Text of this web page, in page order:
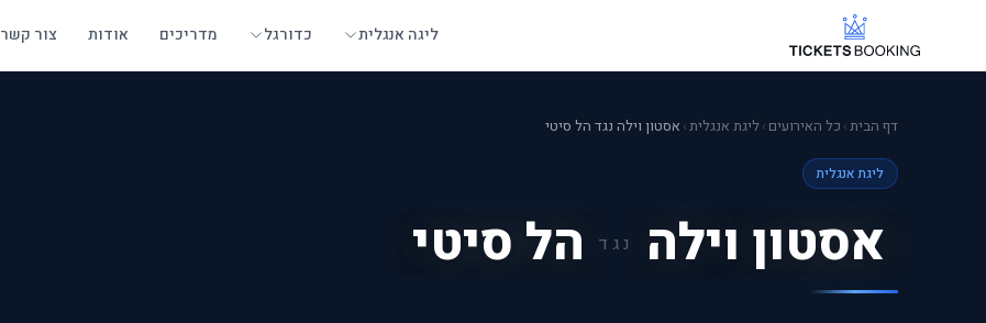
ליגה אנגלית כדורגל מדריכים אודות צור קשר
דף הבית› כל האירועים ›ליגת אנגלית› אסטון וילה נגד הל סיטי
ליגת אנגלית
אסטון וילה נגד הל סיטי